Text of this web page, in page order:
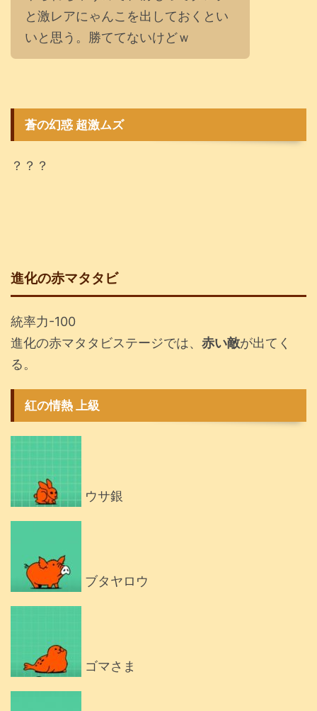
と激レアにゃんこを出しておくとい
いと思う。勝ててないけどｗ
蒼の幻惑 超激ムズ
？？？
進化の赤マタタビ
統率力-100
進化の赤マタタビステージでは、 赤い敵が出てく
る。
紅の情熱 上級
ウサ銀
ブタヤロウ
ゴマさま